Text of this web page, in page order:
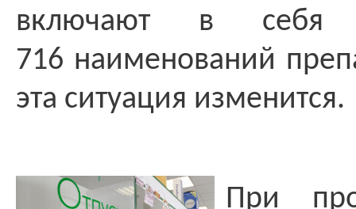
включают в
716 наименований
эта ситуация изменится.
При